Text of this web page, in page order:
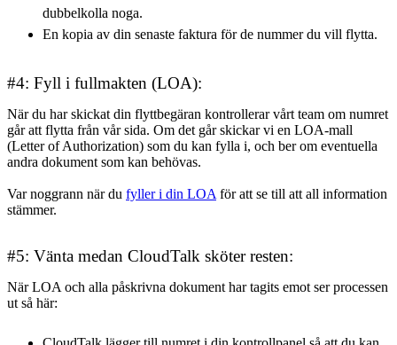
dubbelkolla noga.
En kopia av din senaste faktura för de nummer du vill flytta.
#4: Fyll i fullmakten (LOA):
När du har skickat din flyttbegäran kontrollerar vårt team om numret
går att flytta från vår sida. Om det går skickar vi en LOA-mall
(Letter of Authorization) som du kan fylla i, och ber om eventuella
andra dokument som kan behövas.
Var noggrann när du fyller i din LOA för att se till att all information
stämmer.
#5: Vänta medan CloudTalk sköter resten:
När LOA och alla påskrivna dokument har tagits emot ser processen
ut så här: